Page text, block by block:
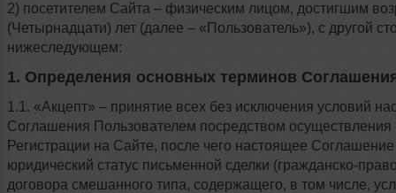
2) посетителем Сайта – физическим лицом, достигшим
(Четырнадцати) лет (далее – «Пользователь»), с другой
нижеследующем:
1. Определения основных терминов
1.1. «Акцепт» – принятие всех без исключения условий
Соглашения Пользователем посредством
Регистрации на Сайте, после чего настоящее Соглашение
юридический статус письменной сделки (гражданско-
договора смешанного типа, содержащего, в том числе,